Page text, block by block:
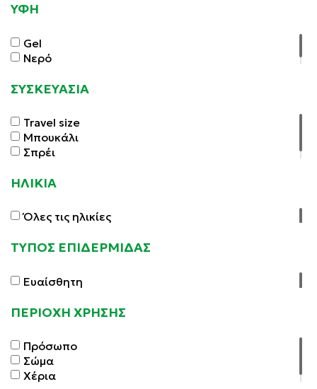
ΥΦΗ
Gel
Νερό
ΣΥΣΚΕΥΑΣΙΑ
Travel size
Μπουκάλι
Σπρέι
ΗΛΙΚΙΑ
Όλες τις ηλικίες
ΤΥΠΟΣ ΕΠΙΔΕΡΜΙΔΑΣ
Ευαίσθητη
ΠΕΡΙΟΧΗ ΧΡΗΣΗΣ
Πρόσωπο
Σώμα
Χέρια